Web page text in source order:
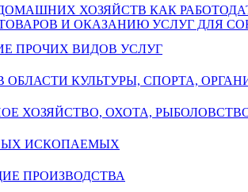
ХОЗЯЙСТВ КАК
И ОКАЗАНИЮ УСЛУГ ДЛЯ
ПРОЧИХ ВИДОВ УСЛУГ
ОБЛАСТИ КУЛЬТУРЫ, СПОРТА,
ХОЗЯЙСТВО, ОХОТА,
ИСКОПАЕМЫХ
ПРОИЗВОДСТВА